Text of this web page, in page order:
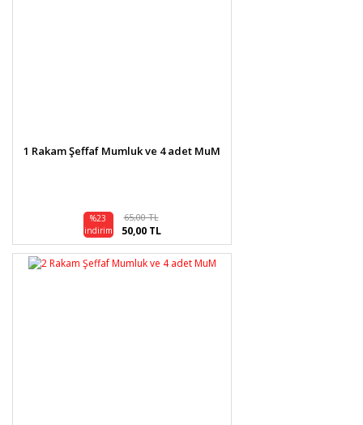
1 Rakam Şeffaf Mumluk ve 4 adet MuM
%23
indirim
65,00 TL
50,00 TL